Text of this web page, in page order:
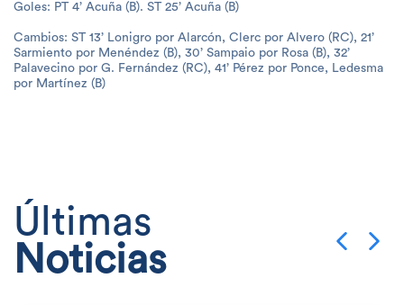
Goles: PT 4’ Acuña (B). ST 25’ Acuña (B)
Cambios: ST 13’ Lonigro por Alarcón, Clerc por Alvero (RC), 21’
Sarmiento por Menéndez (B), 30’ Sampaio por Rosa (B), 32’
Palavecino por G. Fernández (RC), 41’ Pérez por Ponce, Ledesma
por Martínez (B)
Últimas
Noticias